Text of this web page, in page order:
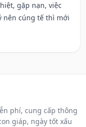
gặp nạn, việc
nên cúng tế thì mới
phí, cung cấp thông
giáp, ngày tốt xấu